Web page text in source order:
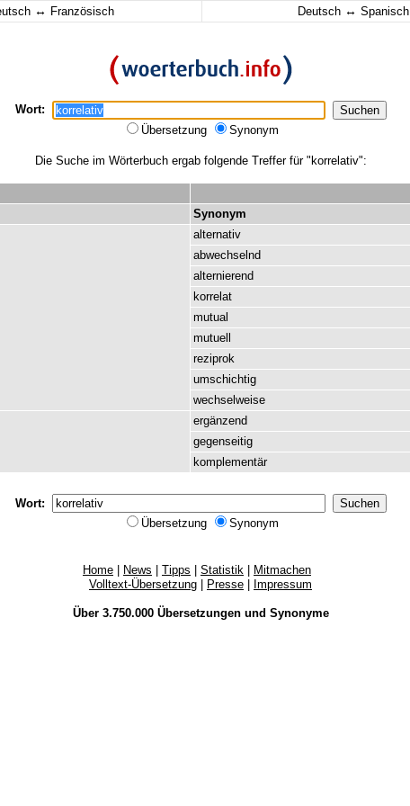
↔ Französisch Deutsch ↔ Spanisch
Wort:
Übersetzung
Synonym
Die Suche im Wörterbuch ergab folgende Treffer für "korrelativ":
Synonym
alternativ
abwechselnd
alternierend
korrelat
mutual
mutuell
reziprok
umschichtig
wechselweise
ergänzend
gegenseitig
komplementär
Wort:
Übersetzung
Synonym
Home News Tipps Statistik
Mitmachen
Volltext-Übersetzung
Presse Impressum
Über 3.750.000 Übersetzungenund Synonyme